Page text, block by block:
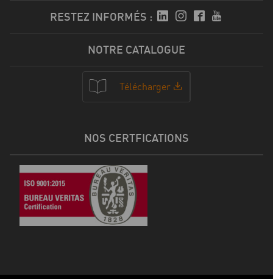
RESTEZ INFORMÉS :
NOTRE CATALOGUE
Télécharger
NOS CERTFICATIONS